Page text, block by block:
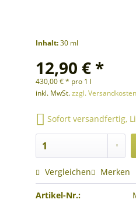
Inhalt:30 ml
12,90 € *
430,00 € * pro 1 l
inkl. MwSt.zzgl. Versandkosten
Sofort versandfertig,
Vergleichen Merken
Artikel-Nr.: